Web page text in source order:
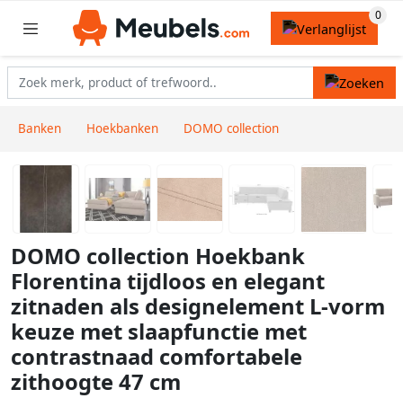
Banken Hoekbanken DOMO collection
DOMO collection Hoekbank
Florentina tijdloos en elegant
zitnaden als designelement L-vorm
keuze met slaapfunctie met
contrastnaad comfortabele
zithoogte 47 cm